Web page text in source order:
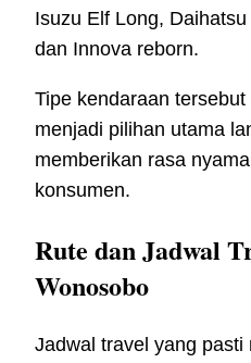
Isuzu Elf Long,
dan Innova reborn.
Tipe kendaraan
menjadi pilihan utama
memberikan rasa
konsumen.
Rute dan Jadwal
Wonosobo
Jadwal travel yang pasti